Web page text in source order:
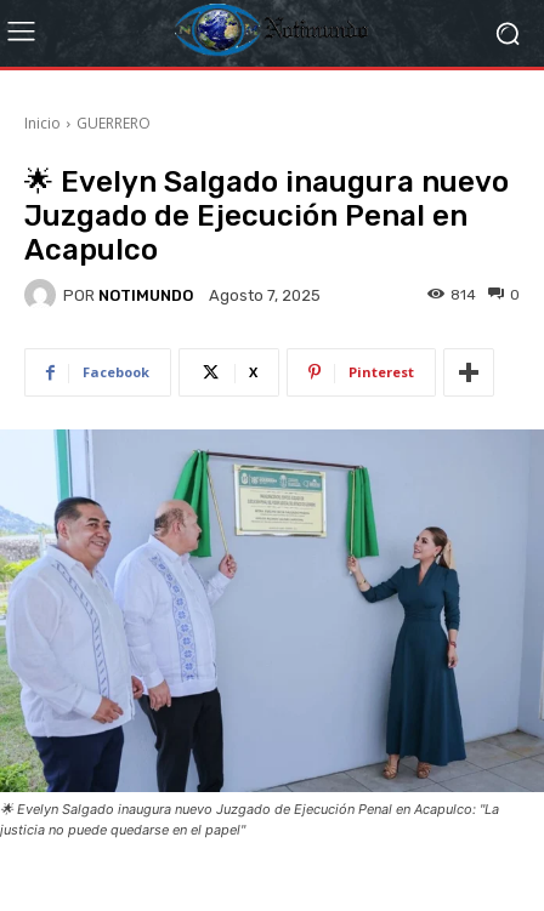
Inicio GUERRERO
🌟 Evelyn Salgado inaugura nuevo
Juzgado de Ejecución Penal en
Acapulco
POR NOTIMUNDO Agosto 7, 2025 0
814
Facebook X Pinterest
🌟 Evelyn Salgado inaugura nuevo Juzgado de Ejecución Penal en Acapulco: "La
justicia no puede quedarse en el papel"